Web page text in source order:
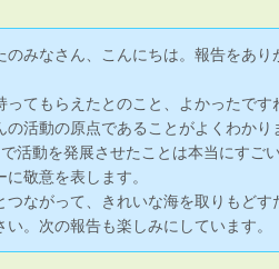
みなさん、こんにちは。報告をあり
ってもらえたとのこと、よかったです
活動の原点であることがよくわかり
活動を発展させたことは本当にすごい
敬意を表します。
つながって、きれいな海を取りもどす
。次の報告も楽しみにしています。